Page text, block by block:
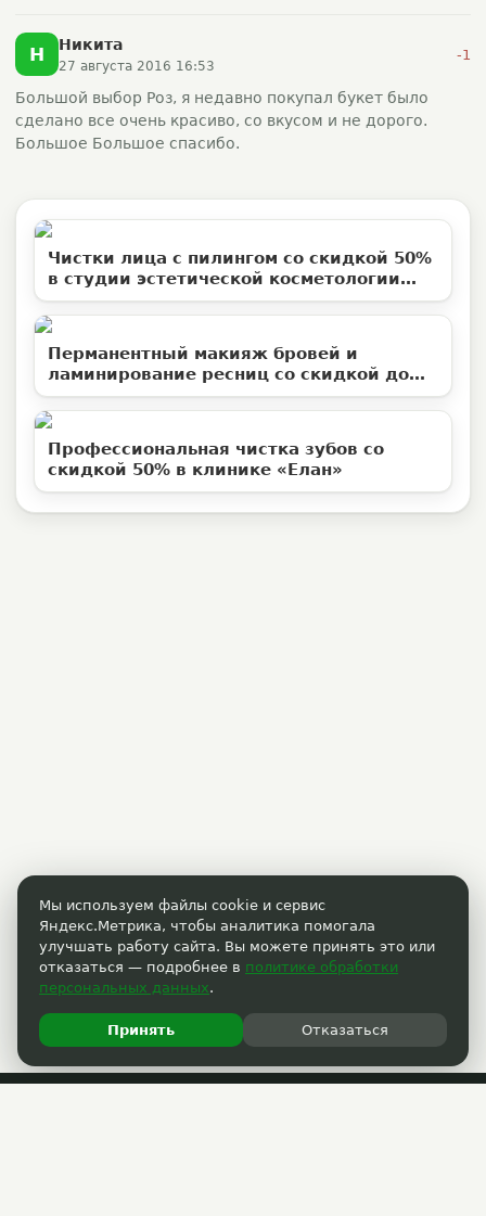
Н Никита
27 августа 2016 16:53
-1
Большой выбор Роз, я недавно покупал букет было
сделано все очень красиво, со вкусом и не дорого.
Большое Большое спасибо.
Чистки лица с пилингом со скидкой 50%
в студии эстетической косметологии
«Территория ВуМен»
Перманентный макияж бровей и
ламинирование ресниц со скидкой до
50%
Профессиональная чистка зубов со
скидкой 50% в клинике «Елан»
Мы используем файлы cookie и сервис
Яндекс.Метрика, чтобы аналитика помогала
улучшать работу сайта. Вы можете принять это или
отказаться — подробнее в политике обработки
персональных данных.
Принять Отказаться